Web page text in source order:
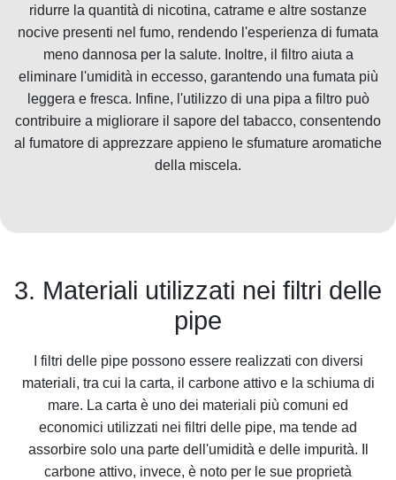
ridurre la quantità di nicotina, catrame e altre sostanze
nocive presenti nel fumo, rendendo l'esperienza di fumata
meno dannosa per la salute. Inoltre, il filtro aiuta a
eliminare l'umidità in eccesso, garantendo una fumata più
leggera e fresca. Infine, l'utilizzo di una pipa a filtro può
contribuire a migliorare il sapore del tabacco, consentendo
al fumatore di apprezzare appieno le sfumature aromatiche
della miscela.
3. Materiali utilizzati nei filtri delle
pipe
I filtri delle pipe possono essere realizzati con diversi
materiali, tra cui la carta, il carbone attivo e la schiuma di
mare. La carta è uno dei materiali più comuni ed
economici utilizzati nei filtri delle pipe, ma tende ad
assorbire solo una parte dell'umidità e delle impurità. Il
carbone attivo, invece, è noto per le sue proprietà